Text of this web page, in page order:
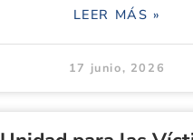
LEER MÁS »
17 junio, 2026